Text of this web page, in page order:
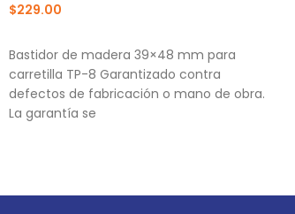
$229.00
Bastidor de madera 39×48 mm para
carretilla TP-8 Garantizado contra
defectos de fabricación o mano de obra.
La garantía se